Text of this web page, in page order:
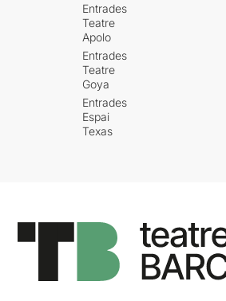
Entrades
Teatre
Apolo
Entrades
Teatre
Goya
Entrades
Espai
Texas